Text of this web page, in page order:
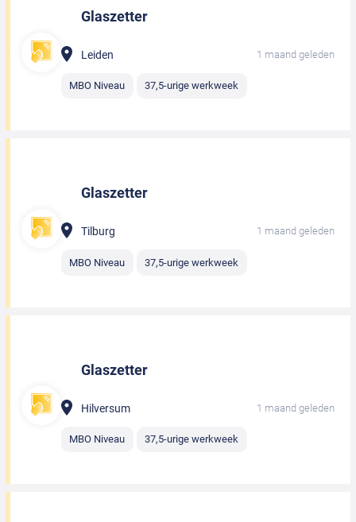
Glaszetter
Leiden 1 maand geleden
MBO Niveau 37,5-urige werkweek
Glaszetter
Tilburg 1 maand geleden
MBO Niveau 37,5-urige werkweek
Glaszetter
Hilversum 1 maand geleden
MBO Niveau 37,5-urige werkweek